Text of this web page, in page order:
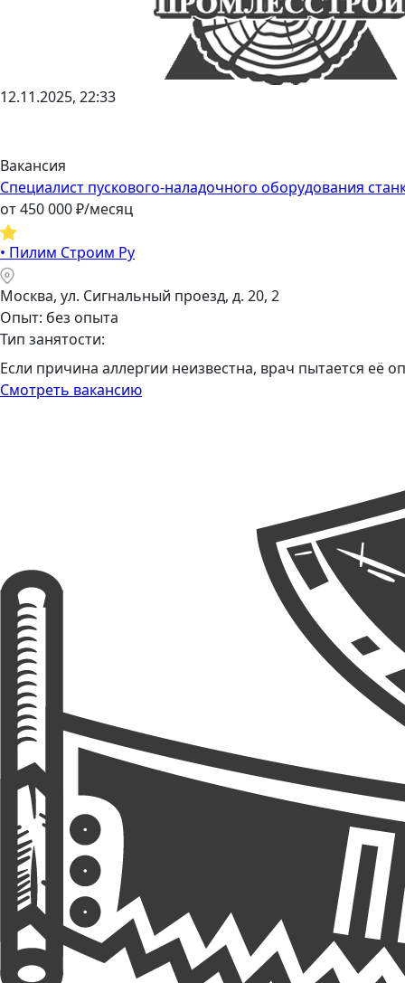
12.11.2025, 22:33
Вакансия
Специалист пускового-наладочного оборудования
от450 000₽/месяц
• Пилим Строим Ру
Москва, ул. Сигнальный проезд, д. 20, 2
Опыт: без опыта
Тип занятости:
Если причина аллергии неизвестна, врач пытается её
Смотреть вакансию